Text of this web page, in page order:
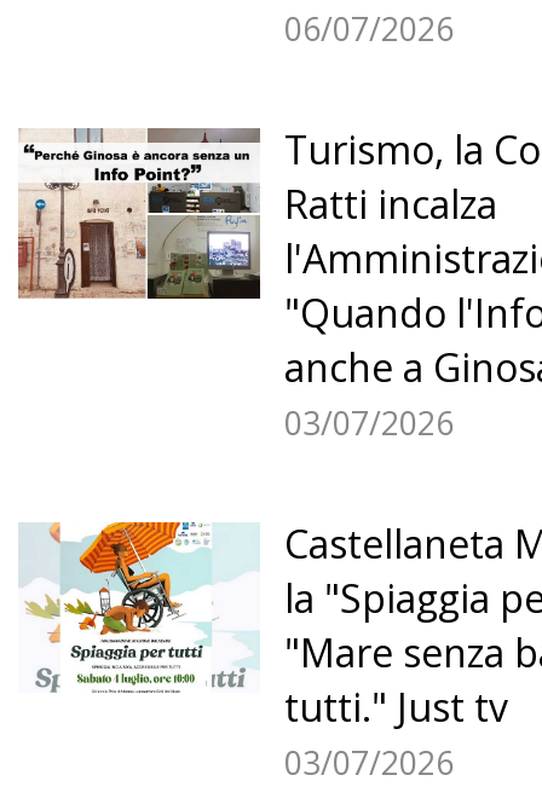
06/07/2026
Turismo, la
Ratti incalza
"Quando
anche a
03/07/2026
Castellaneta
la "Spiaggia
"Mare senza
tutti." Just tv
03/07/2026